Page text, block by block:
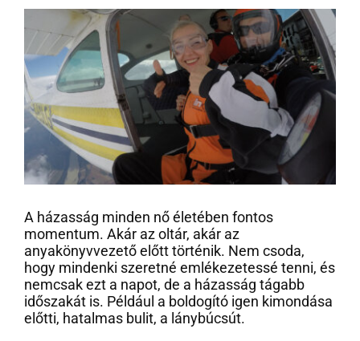
A házasság minden nő életében fontos
momentum. Akár az oltár, akár az
anyakönyvvezető előtt történik. Nem csoda,
hogy mindenki szeretné emlékezetessé tenni, és
nemcsak ezt a napot, de a házasság tágabb
időszakát is. Például a boldogító igen kimondása
előtti, hatalmas bulit, a lánybúcsút.